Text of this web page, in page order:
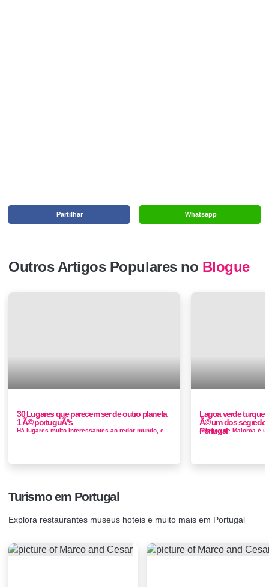
Whatsapp
Partilhar
Outros Artigos Populares no Blogue
30 Lugares que parecem ser de outro planeta
1 Ã© portuguÃªs
Lagoa verde
Ã© um dos
Portugal
Turismo em Portugal
Explora restaurantes museus hoteis e muito mais em Portugal